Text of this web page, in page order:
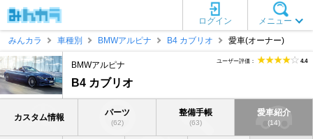
メニュー
ログイン
みんカラ
車種別 BMWアルピナ B4 カブリオ 愛車(オーナー)
BMWアルピナ
B4 カブリオ
ユーザー評価： 4.4
カスタム情報 パーツ
(62)
整備手帳
(63)
愛車紹介
(14)